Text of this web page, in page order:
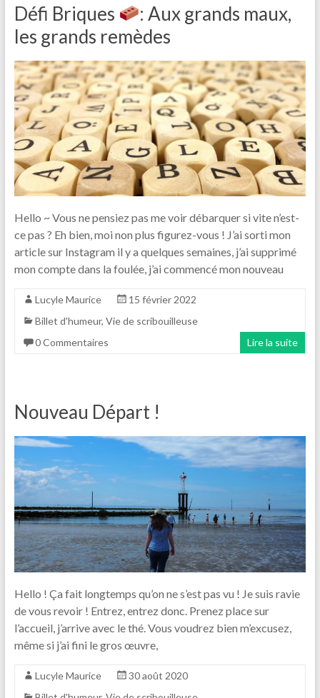
Défi Briques
: Aux grands maux,
les grands remèdes
Hello ~ Vous ne pensiez pas me voir débarquer si vite n’est-
ce pas ? Eh bien, moi non plus figurez-vous ! J’ai sorti mon
article sur Instagram il y a quelques semaines, j’ai supprimé
mon compte dans la foulée, j’ai commencé mon nouveau
Lucyle Maurice
15 février 2022
Billet d'humeur, Vie de scribouilleuse
0 Commentaires
Lire la suite
Nouveau Départ !
Hello ! Ça fait longtemps qu’on ne s’est pas vu ! Je suis ravie
de vous revoir ! Entrez, entrez donc. Prenez place sur
l’accueil, j’arrive avec le thé. Vous voudrez bien m’excusez,
même si j’ai fini le gros œuvre,
Lucyle Maurice
30 août 2020